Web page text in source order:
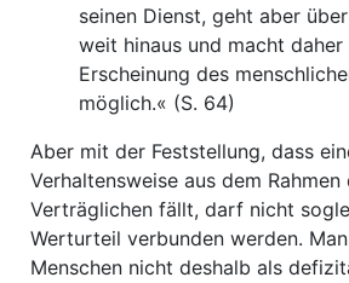
seinen Dienst, geht aber
weit hinaus und macht daher
Erscheinung des
möglich.« (S. 64)
Aber mit der Feststellung, dass
Verhaltensweise aus dem Rahmen
Verträglichen fällt, darf nicht
Werturteil verbunden werden.
Menschen nicht deshalb als